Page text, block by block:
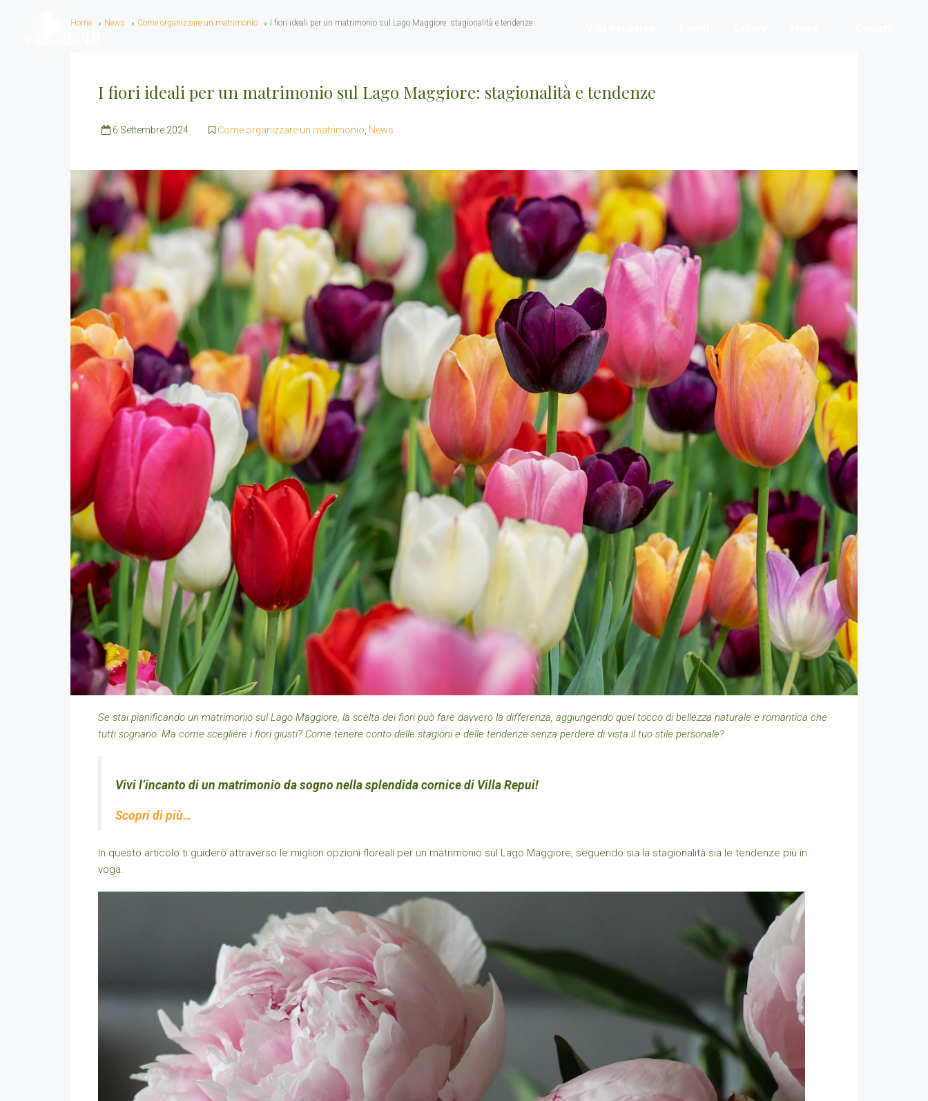
Home News Come organizzare un matrimonio I fiori ideali per un matrimonio sul Lago Maggiore: stagionalità e tendenze
I fiori ideali per un matrimonio sul Lago Maggiore: stagionalità e tendenze
6 Settembre 2024 Come organizzare un matrimonio News
Se stai pianificando un matrimonio sul Lago Maggiore, la scelta dei fiori può fare davvero la differenza, aggiungendo quel tocco di bellezza naturale e romantica che
tutti sognano. Ma come scegliere i fiori giusti? Come tenere conto delle stagioni e delle tendenze senza perdere di vista il tuo stile personale?
Vivi l’incanto di un matrimonio da sogno nella splendida cornice di Villa Repui!
Scopri di più…
In questo articolo ti guiderò attraverso le migliori opzioni floreali per un matrimonio sul Lago Maggiore, seguendo sia la stagionalità sia le tendenze più in
voga.